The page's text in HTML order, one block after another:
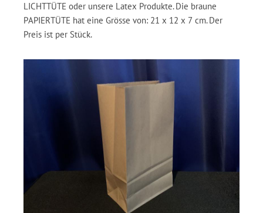
LICHTTÜTE oder unsere Latex Produkte. Die braune
PAPIERTÜTE hat eine Grösse von: 21 x 12 x 7 cm. Der
Preis ist per Stück.